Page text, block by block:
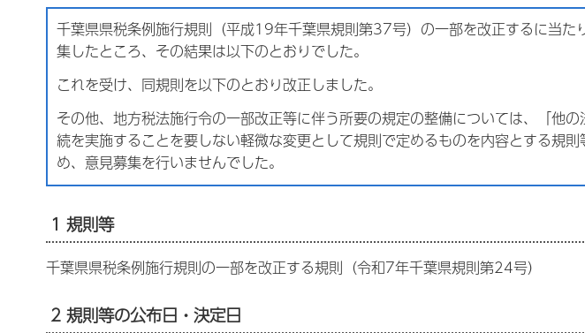
千葉県県税条例施行規則（平成19年千葉県規則第37号）の一部を改正するに当
集したところ、その結果は以下のとおりでした。
これを受け、同規則を以下のとおり改正しました。
その他、地方税法施行令の一部改正等に伴う所要の規定の整備については、「他
続を実施することを要しない軽微な変更として規則で定めるものを内容とする
め、意見募集を行いませんでした。
1 規則等
千葉県県税条例施行規則の一部を改正する規則（令和7年千葉県規則第24号）
2 規則等の公布日・決定日